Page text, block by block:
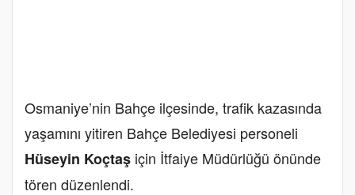
Osmaniye’nin Bahçe ilçesinde, trafik kazasında
yaşamını yitiren Bahçe Belediyesi personeli
Hüseyin Koçtaş için İtfaiye Müdürlüğü önünde
tören düzenlendi.